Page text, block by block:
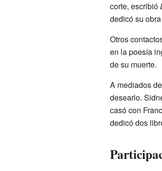
corte, escribió
dedicó su obra
Otros
en la poesía
de su muerte.
A mediados
desearlo.
casó con
dedicó dos